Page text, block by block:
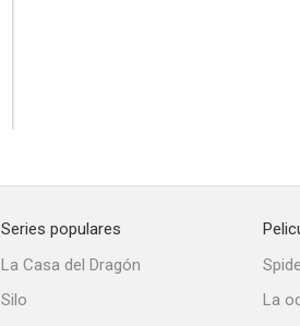
Series populares
La Casa del Dragón
Silo
La